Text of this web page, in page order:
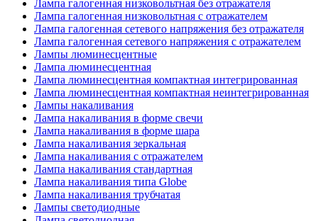
Лампа галогенная низковольтная без отражателя
Лампа галогенная низковольтная с отражателем
Лампа галогенная сетевого напряжения без отражателя
Лампа галогенная сетевого напряжения с отражателем
Лампы люминесцентные
Лампа люминесцентная
Лампа люминесцентная компактная интегрированная
Лампа люминесцентная компактная неинтегрированная
Лампы накаливания
Лампа накаливания в форме свечи
Лампа накаливания в форме шара
Лампа накаливания зеркальная
Лампа накаливания с отражателем
Лампа накаливания стандартная
Лампа накаливания типа Globe
Лампа накаливания трубчатая
Лампы светодиодные